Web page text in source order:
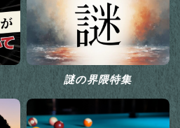
謎の界隈特集